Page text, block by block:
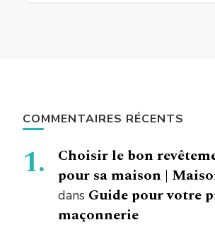
COMMENTAIRES RÉCENTS
Choisir le bon
pour sa maison |
dans Guide pour votre
maçonnerie